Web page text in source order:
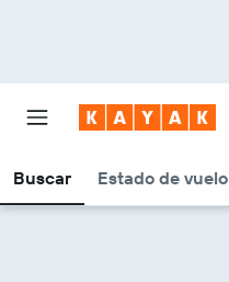
Buscar Estado de vuelo